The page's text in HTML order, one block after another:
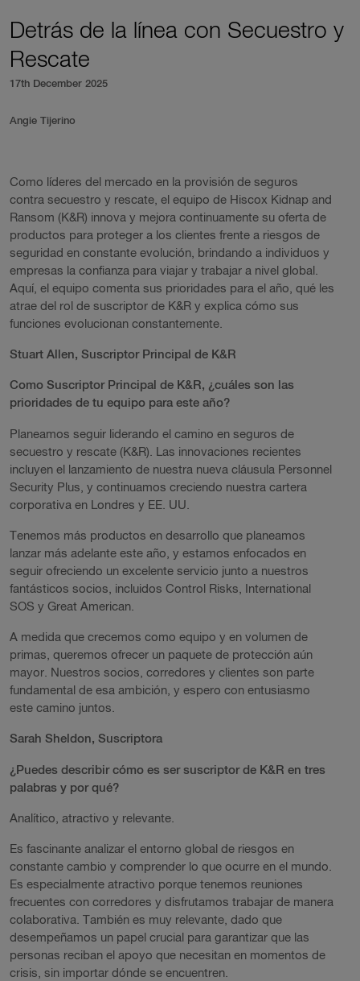
Detrás de la línea con Secuestro y
Rescate
17th December 2025
Angie Tijerino
Como líderes del mercado en la provisión de seguros
contra secuestro y rescate, el equipo de Hiscox Kidnap and
Ransom (K&R) innova y mejora continuamente su oferta de
productos para proteger a los clientes frente a riesgos de
seguridad en constante evolución, brindando a individuos y
empresas la confianza para viajar y trabajar a nivel global.
Aquí, el equipo comenta sus prioridades para el año, qué les
atrae del rol de suscriptor de K&R y explica cómo sus
funciones evolucionan constantemente.
Stuart Allen, Suscriptor Principal de K&R
Como Suscriptor Principal de K&R, ¿cuáles son las
prioridades de tu equipo para este año?
Planeamos seguir liderando el camino en seguros de
secuestro y rescate (K&R). Las innovaciones recientes
incluyen el lanzamiento de nuestra nueva cláusula Personnel
Security Plus, y continuamos creciendo nuestra cartera
corporativa en Londres y EE. UU.
Tenemos más productos en desarrollo que planeamos
lanzar más adelante este año, y estamos enfocados en
seguir ofreciendo un excelente servicio junto a nuestros
fantásticos socios, incluidos Control Risks, International
SOS y Great American.
A medida que crecemos como equipo y en volumen de
primas, queremos ofrecer un paquete de protección aún
mayor. Nuestros socios, corredores y clientes son parte
fundamental de esa ambición, y espero con entusiasmo
este camino juntos.
Sarah Sheldon, Suscriptora
¿Puedes describir cómo es ser suscriptor de K&R en tres
palabras y por qué?
Analítico, atractivo y relevante.
Es fascinante analizar el entorno global de riesgos en
constante cambio y comprender lo que ocurre en el mundo.
Es especialmente atractivo porque tenemos reuniones
frecuentes con corredores y disfrutamos trabajar de manera
colaborativa. También es muy relevante, dado que
desempeñamos un papel crucial para garantizar que las
personas reciban el apoyo que necesitan en momentos de
crisis, sin importar dónde se encuentren.